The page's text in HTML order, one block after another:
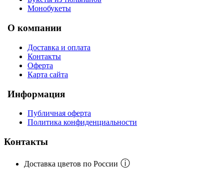
Монобукеты
О компании
Доставка и оплата
Контакты
Оферта
Карта сайта
Информация
Публичная оферта
Политика конфиденциальности
Контакты
Доставка цветов по России ⓘ